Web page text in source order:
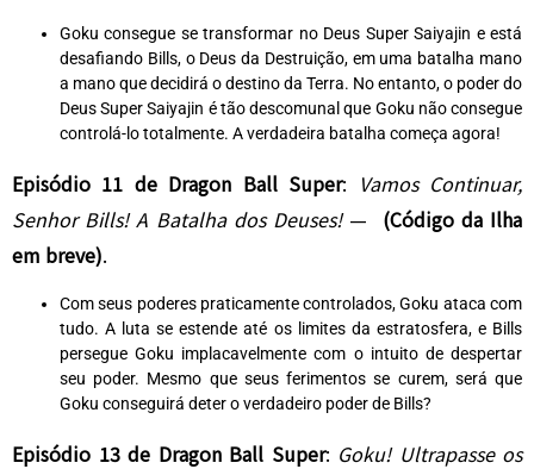
Goku consegue se transformar no Deus Super Saiyajin e está
desafiando Bills, o Deus da Destruição, em uma batalha mano
a mano que decidirá o destino da Terra. No entanto, o poder do
Deus Super Saiyajin é tão descomunal que Goku não consegue
controlá-lo totalmente. A verdadeira batalha começa agora!
Episódio 11 de Dragon Ball Super: Vamos Continuar,
Senhor Bills! A Batalha dos Deuses! — (Código da Ilha
em breve).
Com seus poderes praticamente controlados, Goku ataca com
tudo. A luta se estende até os limites da estratosfera, e Bills
persegue Goku implacavelmente com o intuito de despertar
seu poder. Mesmo que seus ferimentos se curem, será que
Goku conseguirá deter o verdadeiro poder de Bills?
Episódio 13 de Dragon Ball Super: Goku! Ultrapasse os